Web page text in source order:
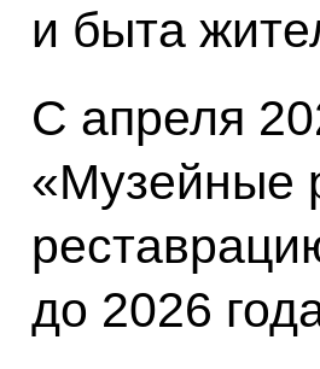
и быта
С апреля
«Музейные
до 2026